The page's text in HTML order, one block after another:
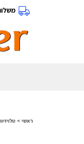
ראשי >